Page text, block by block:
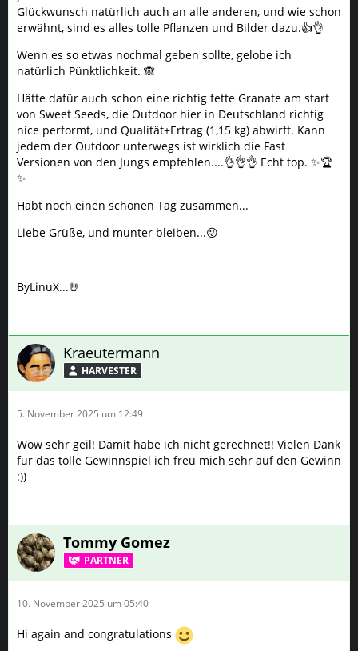
Glückwunsch natürlich auch an alle anderen, und wie schon
erwähnt, sind es alles tolle Pflanzen und Bilder dazu.👍👌
Wenn es so etwas nochmal geben sollte, gelobe ich
natürlich Pünktlichkeit. 🙈
Hätte dafür auch schon eine richtig fette Granate am start
von Sweet Seeds, die Outdoor hier in Deutschland richtig
nice performt, und Qualität+Ertrag (1,15 kg) abwirft. Kann
jedem der Outdoor unterwegs ist wirklich die Fast
Versionen von den Jungs empfehlen....👌👌👌 Echt top. ✨️🏆
✨️
Habt noch einen schönen Tag zusammen...
Liebe Grüße, und munter bleiben...😜
ByLinuX...🤘
Kraeutermann
HARVESTER
5. November 2025 um 12:49
Wow sehr geil! Damit habe ich nicht gerechnet!! Vielen Dank
für das tolle Gewinnspiel ich freu mich sehr auf den Gewinn
:))
Tommy Gomez
PARTNER
10. November 2025 um 05:40
Hi again and congratulations